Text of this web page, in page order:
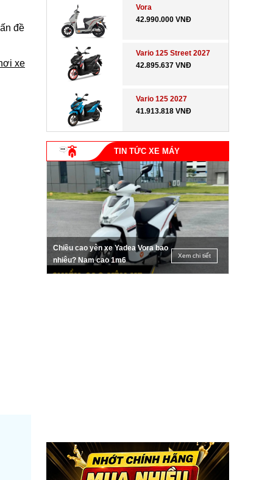
đề
xe
Vora
42.990.000 VNĐ
Vario 125 Street 2027
42.895.637 VNĐ
Vario 125 2027
41.913.818 VNĐ
TIN TỨC XE MÁY
Chiều cao yên xe Yadea Vora bao
nhiêu? Nam cao 1m6
Xem chi tiết